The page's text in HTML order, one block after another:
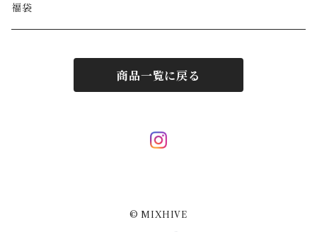
BALENCIAGA
JIL SANDER
ポーチ
その他アクセサリー
福袋
商品一覧に戻る
© MIXHIVE